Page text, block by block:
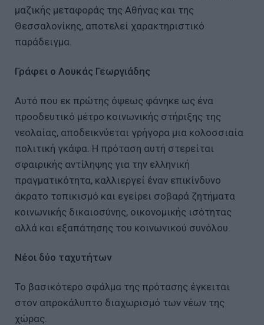
μαζικής μεταφοράς της Αθήνας και της
Θεσσαλονίκης, αποτελεί χαρακτηριστικό
παράδειγμα.
Γράφει ο Λουκάς Γεωργιάδης
Αυτό που εκ πρώτης όψεως φάνηκε ως ένα
προοδευτικό μέτρο κοινωνικής στήριξης της
νεολαίας, αποδεικνύεται γρήγορα μια κολοσσιαία
πολιτική γκάφα. Η πρόταση αυτή στερείται
σφαιρικής αντίληψης για την ελληνική
πραγματικότητα, καλλιεργεί έναν επικίνδυνο
άκρατο τοπικισμό και εγείρει σοβαρά ζητήματα
κοινωνικής δικαιοσύνης, οικονομικής ισότητας
αλλά και εξαπάτησης του κοινωνικού συνόλου.
Νέοι δύο ταχυτήτων
Το βασικότερο σφάλμα της πρότασης έγκειται
στον απροκάλυπτο διαχωρισμό των νέων της
χώρας.